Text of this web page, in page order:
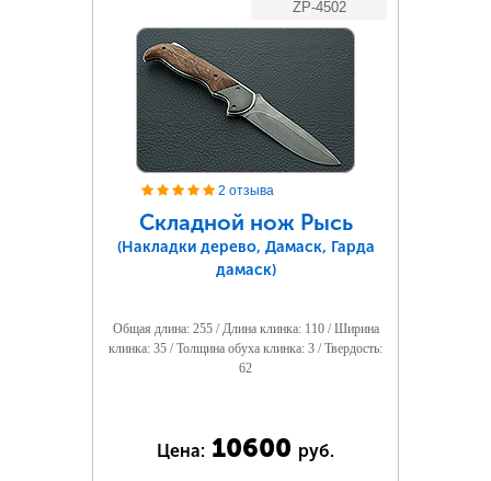
ZP-4502
2 отзыва
Складной нож Рысь
(Накладки дерево, Дамаск, Гарда
дамаск)
Общая длина: 255 / Длина клинка: 110 / Ширина
клинка: 35 / Толщина обуха клинка: 3 / Твердость:
62
Цена: 10600 руб.